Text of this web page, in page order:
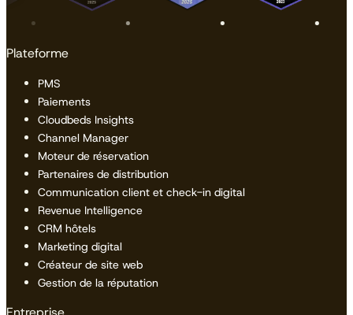
Plateforme
PMS
Paiements
Cloudbeds Insights
Channel Manager
Moteur de réservation
Partenaires de distribution
Communication client et check-in digital
Revenue Intelligence
CRM hôtels
Marketing digital
Créateur de site web
Gestion de la réputation